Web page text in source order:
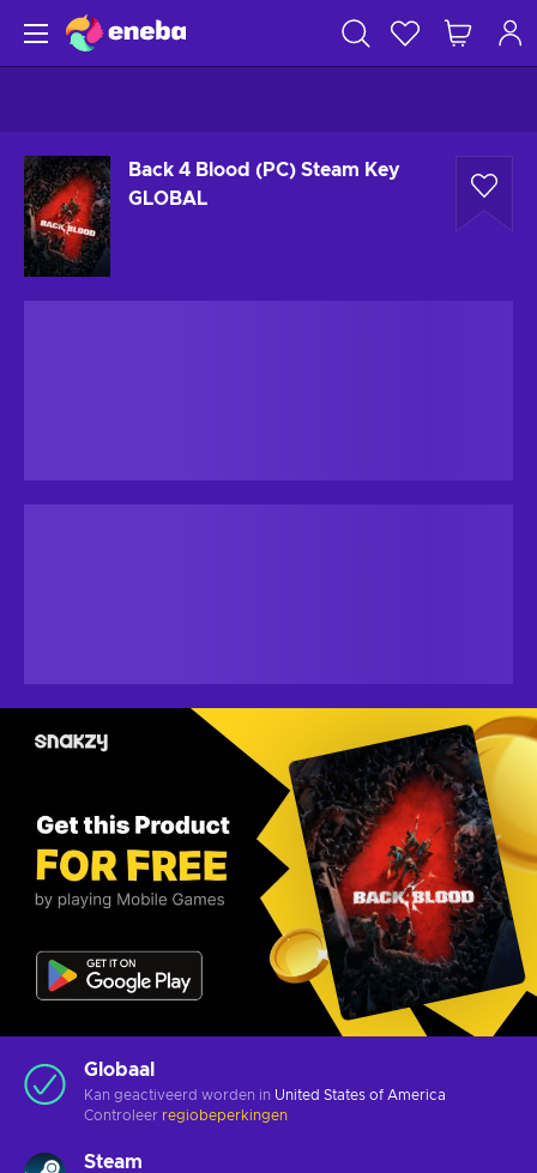
Back 4 Blood (PC) Steam Key
GLOBAL
Globaal
Kan geactiveerd worden in United States of America
Controleer regiobeperkingen
Steam